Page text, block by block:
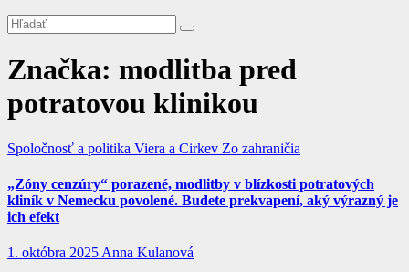
Značka: modlitba pred
potratovou klinikou
Spoločnosť a politika Viera a Cirkev Zo zahraničia
„Zóny cenzúry“ porazené, modlitby v blízkosti potratových
kliník v Nemecku povolené. Budete prekvapení, aký výrazný je
ich efekt
1. októbra 2025Anna Kulanová